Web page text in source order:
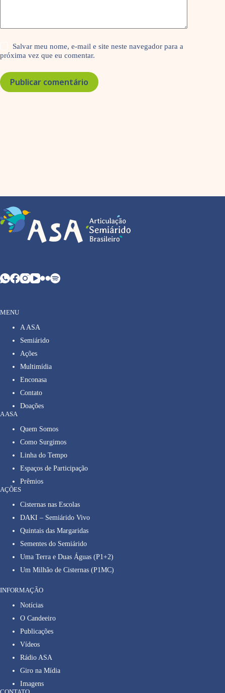
Salvar meu nome, e-mail e site neste navegador para a
próxima vez que eu comentar.
Publicar comentário
MENU
A ASA
Semiárido
Ações
Multimídia
Enconasa
Contato
Doações
A ASA
Quem Somos
Como Surgimos
Linha do Tempo
Espaços de Participação
Prêmios
AÇÕES
Cisternas nas Escolas
DAKI – Semiárido Vivo
Quintais das Margaridas
Sementes do Semiárido
Uma Terra e Duas Águas (P1+2)
Um Milhão de Cisternas (P1MC)
INFORMAÇÃO
Notícias
O Candeeiro
Publicações
Vídeos
Rádio ASA
Giro na Mídia
Imagens